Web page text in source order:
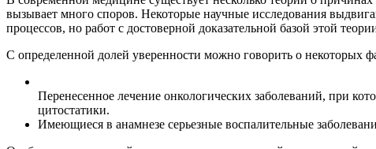
вызывает много споров. Некоторые научные исследования
процессов, но работ с достоверной доказательной базой этой
С определенной долей уверенности можно говорить о некоторых
Перенесенное лечение онкологических заболеваний, при
цитостатики.
Имеющиеся в анамнезе серьезные воспалительные